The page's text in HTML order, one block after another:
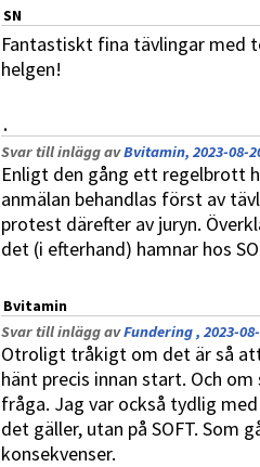
SN
Fantastiskt fina tävlingar med
helgen!
.
Svar till inlägg avBvitamin, 2023-08-
Enligt den gång ett regelbrott
anmälan behandlas först av
protest därefter av juryn.
det (i efterhand) hamnar hos
Bvitamin
Svar till inlägg avFundering , 2023-
Otroligt tråkigt om det är så
hänt precis innan start. Och
fråga. Jag var också tydlig
det gäller, utan på SOFT. Som
konsekvenser.